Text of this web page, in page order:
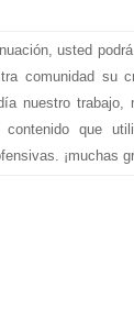
usted
comunidad su
nuestro trabajo,
que
¡muchas